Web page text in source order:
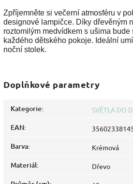
Zpříjemněte si večerní atmosféru v
designové lampičce. Díky dřevěným
roztomilým medvídkem s ušima
každého dětského pokoje. Ideální
noční stolek.
Doplňkové parametry
Kategorie: SVĚTLA DO
EAN:
Barva: Krémová
Materiál: Dřevo